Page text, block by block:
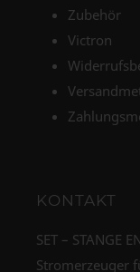
Zubehör
Victron
KONTAKT
SET – STANGE
Stromerzeuger